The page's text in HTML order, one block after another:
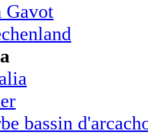
Gavot
bassin